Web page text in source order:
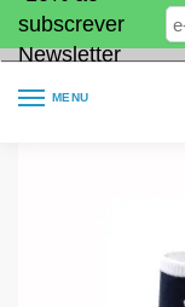
subscrever
Newsletter
MENU